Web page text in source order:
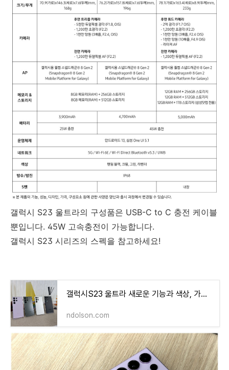
갤럭시 S23 울트라의 구성품은 USB-C to C 충전 케이블
뿐입니다. 45W 고속충전이 가능합니다.
갤럭시 S23 시리즈의 스펙을 참고하세요!
갤럭시S23 울트라 새로운 기능과 색상, 가격 인상? 스펙 정리까지!
ndolson.com